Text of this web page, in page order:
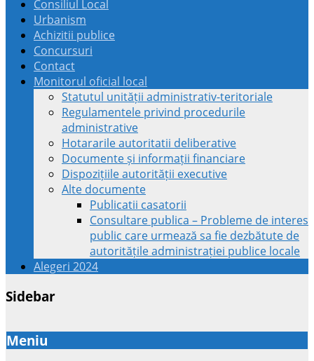
Consiliul Local
Urbanism
Achizitii publice
Concursuri
Contact
Monitorul oficial local
Statutul unității administrativ-teritoriale
Regulamentele privind procedurile
administrative
Hotararile autoritatii deliberative
Documente și informații financiare
Dispozițiile autorității executive
Alte documente
Publicatii casatorii
Consultare publica – Probleme de interes
public care urmează sa fie dezbătute de
autoritățile administrației publice locale
Alegeri 2024
Sidebar
Meniu